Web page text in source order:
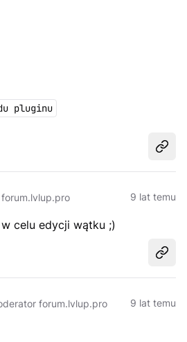
pluginu
9 lat temu
celu edycji wątku ;)
forum.lvlup.pro 9 lat temu